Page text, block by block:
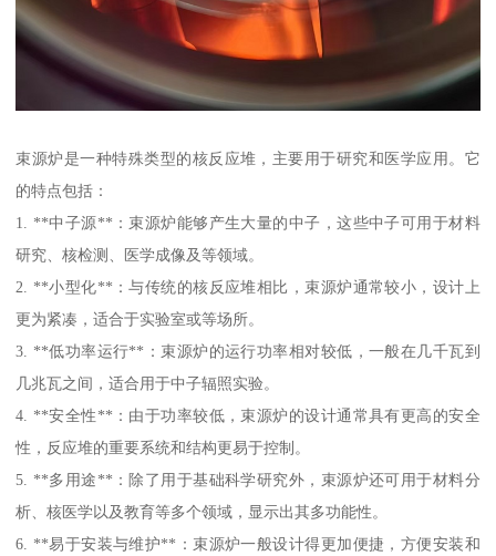
束源炉是一种特殊类型的核反应堆，主要用于研究和医学应用。它
的特点包括：
1. **中子源**：束源炉能够产生大量的中子，这些中子可用于材料
研究、核检测、医学成像及等领域。
2. **小型化**：与传统的核反应堆相比，束源炉通常较小，设计上
更为紧凑，适合于实验室或等场所。
3. **低功率运行**：束源炉的运行功率相对较低，一般在几千瓦到
几兆瓦之间，适合用于中子辐照实验。
4. **安全性**：由于功率较低，束源炉的设计通常具有更高的安全
性，反应堆的重要系统和结构更易于控制。
5. **多用途**：除了用于基础科学研究外，束源炉还可用于材料分
析、核医学以及教育等多个领域，显示出其多功能性。
6. **易于安装与维护**：束源炉一般设计得更加便捷，方便安装和